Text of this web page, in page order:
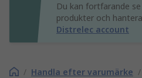
Du kan fortfarande
produkter och
Distrelec account
/ Handla efter varumärke /